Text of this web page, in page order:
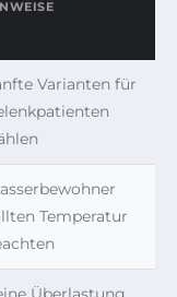
Varianten für
Temperatur